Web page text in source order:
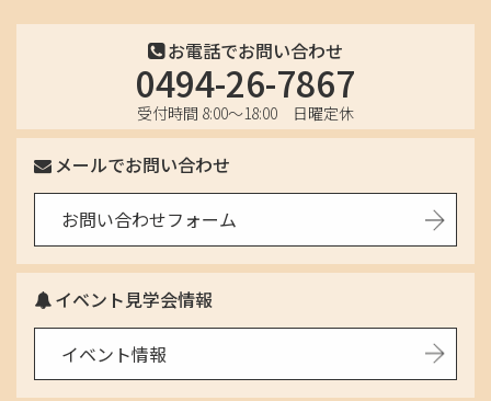
2025年3月
2025年2月
2025年1月
2024年11月
お電話でお問い合わせ
0494-26-7867
受付時間 8:00〜18:00 日曜定休
メールでお問い合わせ
お問い合わせフォーム
イベント見学会情報
イベント情報